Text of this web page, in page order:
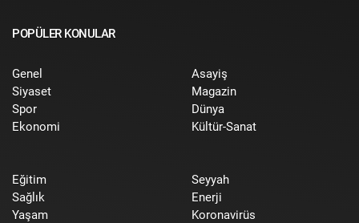
POPÜLER KONULAR
Genel
Siyaset
Spor
Ekonomi
Asayiş
Magazin
Dünya
Kültür-Sanat
Eğitim
Sağlık
Yaşam
Seyyah
Enerji
Koronavirüs